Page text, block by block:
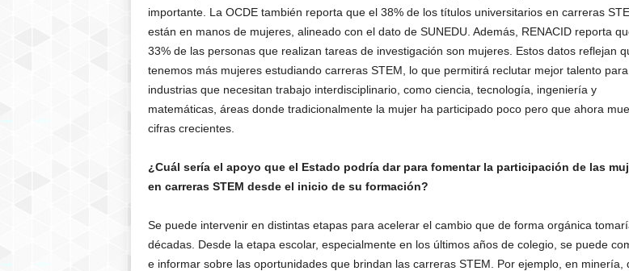
importante. La OCDE también reporta que el 38% de los títulos universitarios en carreras
están en manos de mujeres, alineado con el dato de SUNEDU. Además, RENACID reporta
33% de las personas que realizan tareas de investigación son mujeres. Estos datos reflejan
tenemos más mujeres estudiando carreras STEM, lo que permitirá reclutar mejor talento para
industrias que necesitan trabajo interdisciplinario, como ciencia, tecnología, ingeniería y
matemáticas, áreas donde tradicionalmente la mujer ha participado poco pero que ahora
cifras crecientes.
¿Cuál sería el apoyo que el Estado podría dar para fomentar la participación de las
en carreras STEM desde el inicio de su formación?
Se puede intervenir en distintas etapas para acelerar el cambio que de forma orgánica
décadas. Desde la etapa escolar, especialmente en los últimos años de colegio, se puede
e informar sobre las oportunidades que brindan las carreras STEM. Por ejemplo, en minería,